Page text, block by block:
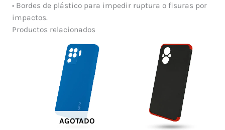
• Bordes de plástico para impedir ruptura o fisuras por
impactos.
Productos relacionados
AGOTADO